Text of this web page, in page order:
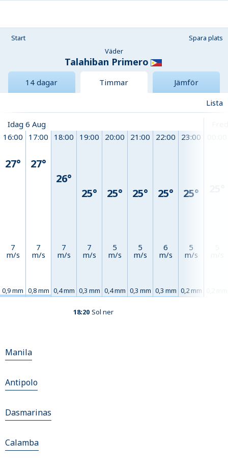
Start
Spara plats
Väder
Talahiban Primero
14 dagar Timmar
Jämför
Lista
Idag 6 Aug
16:00
27°
7
m/s
0,9 mm
17:00
27°
7
m/s
0,8 mm
18:00
26°
7
m/s
0,4 mm
19:00
25°
7
m/s
0,3 mm
20:00
25°
5
m/s
0,4 mm
21:00
25°
5
m/s
0,3 mm
22:00
25°
6
m/s
0,3 mm
23:00
25°
5
m/s
0,2 mm
18:20 Sol ner
Manila
Antipolo
Dasmarinas
Calamba